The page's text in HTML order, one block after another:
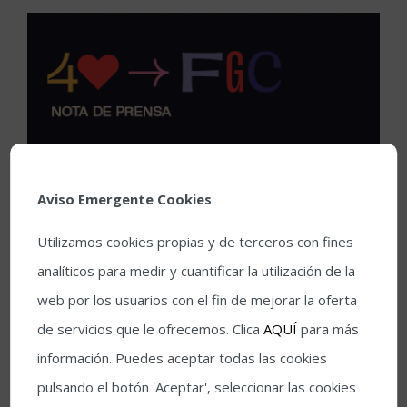
Aviso Emergente Cookies
Utilizamos cookies propias y de terceros con fines
analíticos para medir y cuantificar la utilización de la
web por los usuarios con el fin de mejorar la oferta
de servicios que le ofrecemos. ClicaAQUÍ para más
información. Puedes aceptar todas las cookies
pulsando el botón 'Aceptar', seleccionar las cookies